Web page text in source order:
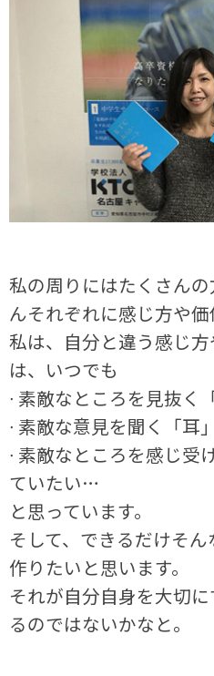
私の周りにはたくさん
んそれぞれに感じ方や価
私は、自分と違う感じ
は、いつでも
∙ 素敵なところを見抜く
∙ 素敵な意見を聞く「耳
∙ 素敵なところを感じ受
ていたい…
と思っています。
そして、できるだけそ
作りたいと思います。
それが自分自身を大切
るのではないかなと。